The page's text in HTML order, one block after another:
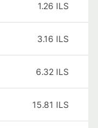
1.26 ILS
3.16 ILS
6.32 ILS
15.81 ILS